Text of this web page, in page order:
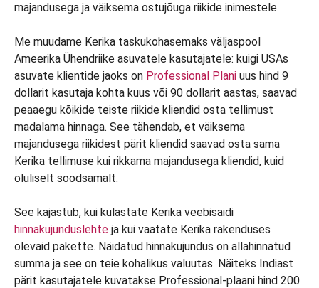
majandusega ja väiksema ostujõuga riikide inimestele.
Me muudame Kerika taskukohasemaks väljaspool
Ameerika Ühendriike asuvatele kasutajatele: kuigi USAs
asuvate klientide jaoks on Professional Plani uus hind 9
dollarit kasutaja kohta kuus või 90 dollarit aastas, saavad
peaaegu kõikide teiste riikide kliendid osta tellimust
madalama hinnaga. See tähendab, et väiksema
majandusega riikidest pärit kliendid saavad osta sama
Kerika tellimuse kui rikkama majandusega kliendid, kuid
oluliselt soodsamalt.
See kajastub, kui külastate Kerika veebisaidi
hinnakujunduslehte ja kui vaatate Kerika rakenduses
olevaid pakette. Näidatud hinnakujundus on allahinnatud
summa ja see on teie kohalikus valuutas. Näiteks Indiast
pärit kasutajatele kuvatakse Professional-plaani hind 200